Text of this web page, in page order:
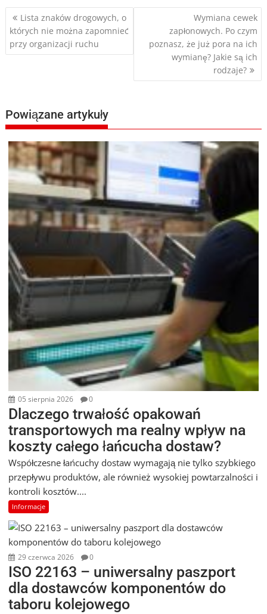
Nawigacja
wpisu
Lista znaków drogowych, o
których nie można zapomnieć
przy organizacji ruchu
Wymiana cewek
zapłonowych. Po czym
poznasz, że już pora na ich
wymianę? Jakie są ich
rodzaje?
Powiązane artykuły
05 sierpnia 2026 0
Dlaczego trwałość opakowań
transportowych ma realny wpływ na
koszty całego łańcucha dostaw?
Współczesne łańcuchy dostaw wymagają nie tylko szybkiego
przepływu produktów, ale również wysokiej powtarzalności i
kontroli kosztów....
Informacje
29 czerwca 2026 0
ISO 22163 – uniwersalny paszport
dla dostawców komponentów do
taboru kolejowego